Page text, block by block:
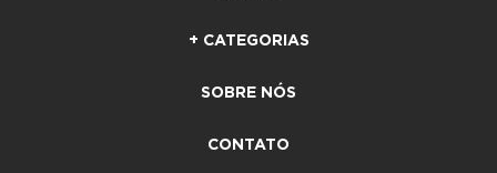
+ CATEGORIAS
SOBRE NÓS
CONTATO